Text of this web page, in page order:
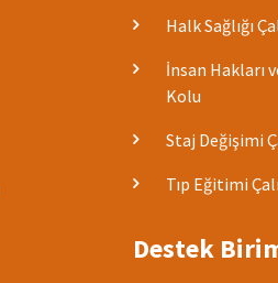
Halk Sağlığı
İnsan Hakları
Kolu
Staj Değişimi
Tıp Eğitimi
Destek